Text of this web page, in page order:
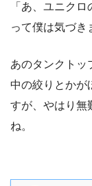
「あ、ユニクロ
って僕は気づき
あのタンクトッ
中の絞りとかが
すが、やはり無
ね。